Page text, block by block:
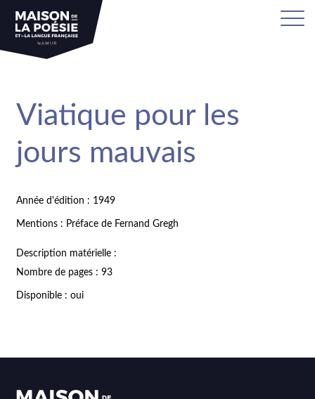
Viatique pour les
jours mauvais
Année d'édition : 1949
Mentions : Préface de Fernand Gregh
Description matérielle :
Nombre de pages : 93
Disponible : oui